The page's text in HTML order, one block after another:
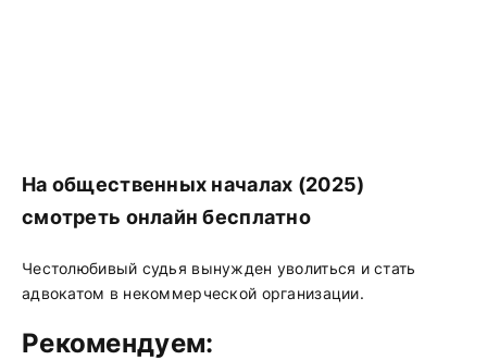
На общественных началах (2025)
смотреть онлайн бесплатно
Честолюбивый судья вынужден уволиться и стать
адвокатом в некоммерческой организации.
Рекомендуем: